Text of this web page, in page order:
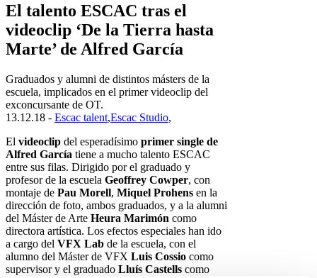
El talento ESCAC tras el
videoclip ‘De la Tierra hasta
Marte’ de Alfred García
Graduados y alumni de distintos másters de la
escuela, implicados en el primer videoclip del
exconcursante de OT.
13.12.18 - Escac talent,Escac Studio,
El videoclip del esperadísimo primer single de
Alfred García tiene a mucho talento ESCAC
entre sus filas. Dirigido por el graduado y
profesor de la escuela Geoffrey Cowper, con
montaje de Pau Morell, Miquel Prohens en la
dirección de foto, ambos graduados, y a la alumni
del Máster de Arte Heura Marimón como
directora artística. Los efectos especiales han ido
a cargo del VFX Lab de la escuela, con el
alumno del Máster de VFX Luis Cossio como
supervisor y el graduado Lluís Castells como